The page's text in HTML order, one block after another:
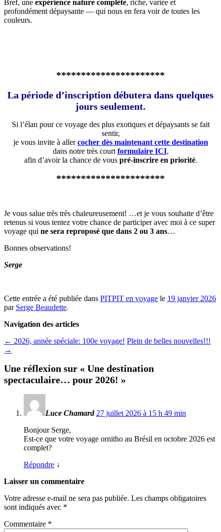
Bref, une expérience nature complète, riche, variée et
profondément dépaysante — qui nous en fera voir de toutes les
couleurs.
**********************
La période d’inscription débutera dans quelques
jours seulement.
Si l’élan pour ce voyage des plus exotiques et dépaysants se fait
sentir,
je vous invite à allercocher dès maintenant cette destination
dans notre très court formulaire ICI,
afin d’avoir la chance de vous pré-inscrire en priorité.
**********************
Je vous salue très très chaleureusement! …et je vous souhaite d’être
retenus si vous tentez votre chance de participer avec moi à ce super
voyage qui ne sera reproposé que dans 2 ou 3 ans…
Bonnes observations!
Serge
Cette entrée a été publiée dans PITPIT en voyage le 19 janvier 2026
par Serge Beaudette.
Navigation des articles
← 2026, année spéciale: 100e voyage! Plein de belles nouvelles!!!
→
Une réflexion sur « Une destination
spectaculaire… pour 2026! »
Luce Chamard 27 juillet 2026 à 15 h 49 min
Bonjour Serge,
Est-ce que votre voyage ornitho au Brésil en octobre 2026 est
complet?
Répondre ↓
Laisser un commentaire
Votre adresse e-mail ne sera pas publiée. Les champs obligatoires
sont indiqués avec *
Commentaire *